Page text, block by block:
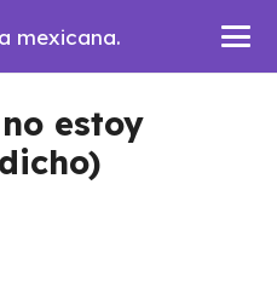
mexicana.
estoy